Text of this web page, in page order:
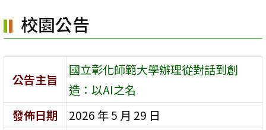
容
區
校園公告
公告主旨
國立彰化師範大學辦理從對話到創
造：以AI之名
發佈日期
2026 年 5 月 29 日